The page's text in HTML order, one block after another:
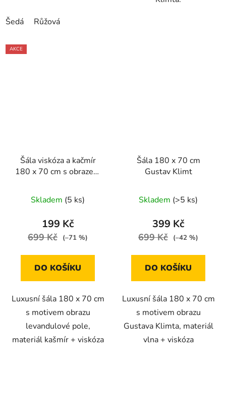
Šedá Růžová
AKCE
Šála viskóza a kačmír
180 x 70 cm s obrazem
Skladem (5 ks)
199 Kč
699 Kč (–71 %)
DO KOŠÍKU
Luxusní šála 180 x 70 cm
s motivem obrazu
levandulové pole,
materiál kašmír + viskóza
Šála 180 x 70 cm
Gustav Klimt
Skladem (>5 ks)
399 Kč
699 Kč (–42 %)
DO KOŠÍKU
Luxusní šála 180 x 70 cm
s motivem obrazu
Gustava Klimta, materiál
vlna + viskóza